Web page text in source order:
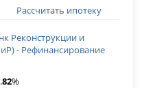
Рассчитать ипотеку
Реконструкции и
- Рефинансирование
.82%